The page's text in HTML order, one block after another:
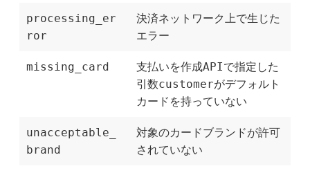
processing_er
ror
決済ネットワーク上で生じた
エラー
missing_card
支払いを作成APIで指定した
引数customerがデフォルト
カードを持っていない
unacceptable_
brand
対象のカードブランドが許可
されていない